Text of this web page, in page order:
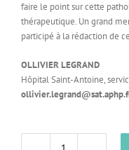
faire le point sur cette
thérapeutique. Un grand
participé à la rédaction de
OLLIVIER LEGRAND
Hôpital Saint-Antoine,